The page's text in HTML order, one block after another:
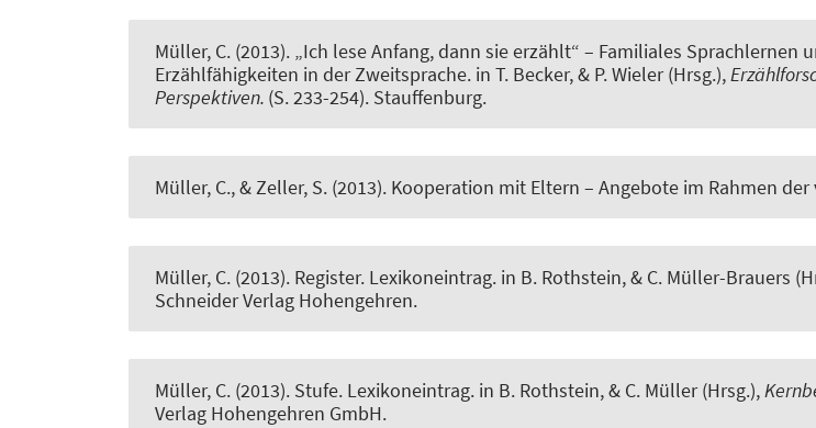
Müller, C. (2013). „Ich lese Anfang, dann sie erzählt“ – Familiales
Erzählfähigkeiten in der Zweitsprache. in T. Becker, & P. Wieler (Hrsg.),
Perspektiven. (S. 233-254). Stauffenburg.
Müller, C., & Zeller, S. (2013). Kooperation mit Eltern – Angebote im Rahmen
Müller, C. (2013). Register. Lexikoneintrag. in B. Rothstein, & C. Müller-Brauers
Schneider Verlag Hohengehren.
Müller, C. (2013). Stufe. Lexikoneintrag. in B. Rothstein, & C. Müller (Hrsg.),
Verlag Hohengehren GmbH.